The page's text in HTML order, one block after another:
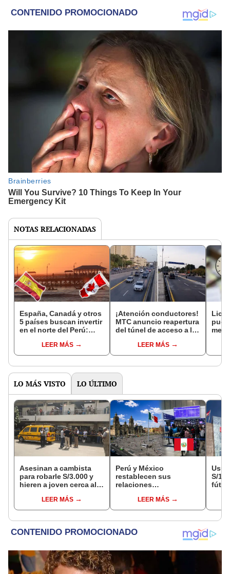
NOTAS RELACIONADAS
España, Canadá y otros
5 países buscan invertir
en el norte del Perú:
turismo costeño
LEER MÁS
¡Atención conductores!
MTC anuncio reapertura
del túnel de acceso a la
la República
LEER MÁS
LO MÁS VISTO LO ÚLTIMO
Asesinan a cambista
para robarle S/3.000 y
hieren a joven cerca al
CercadoLEER MÁS
Perú y México
restablecen sus
relaciones
anulan los visados?
LEER MÁS
S/